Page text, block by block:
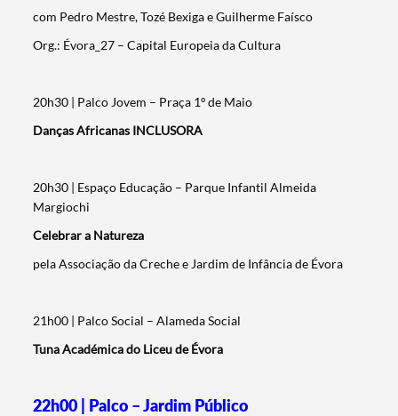
com Pedro Mestre, Tozé Bexiga e Guilherme Faísco
Org.: Évora_27 – Capital Europeia da Cultura
20h30 | Palco Jovem – Praça 1º de Maio
Danças Africanas INCLUSORA
20h30 | Espaço Educação – Parque Infantil Almeida
Margiochi
Celebrar a Natureza
pela Associação da Creche e Jardim de Infância de Évora
21h00 | Palco Social – Alameda Social
Tuna Académica do Liceu de Évora
22h00 | Palco – Jardim Público